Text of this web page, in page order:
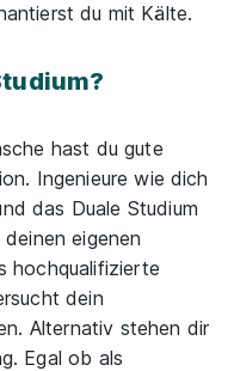
du mit Kälte.
hast du gute
Ingenieure wie dich
das Duale Studium
eigenen
hochqualifizierte
dein
Alternativ stehen dir
Egal ob als